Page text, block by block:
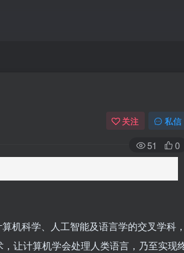
关注 私信
51
0
机科学、人工智能及语言学的交叉学科
让计算机学会处理人类语言，乃至实现